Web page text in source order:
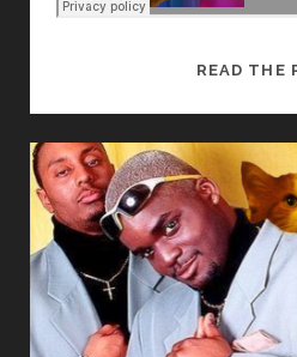
READ THE